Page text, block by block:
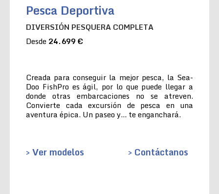
Pesca Deportiva
DIVERSIÓN PESQUERA COMPLETA
Desde 24.699 €
Creada para conseguir la mejor pesca, la Sea-
Doo FishPro es ágil, por lo que puede llegar a
donde otras embarcaciones no se atreven.
Convierte cada excursión de pesca en una
aventura épica. Un paseo y… te enganchará.
> Ver modelos > Contáctanos